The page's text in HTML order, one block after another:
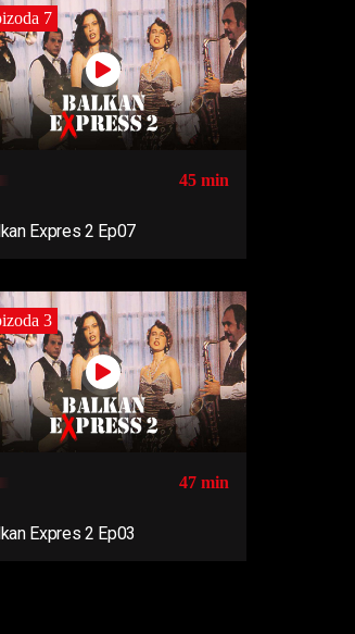
7
45 min
Expres 2 Ep07
3
47 min
Expres 2 Ep03